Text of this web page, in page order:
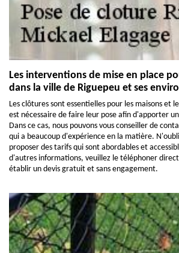
Les interventions de mise en place
dans la ville de Riguepeu et ses
Les clôtures sont essentielles pour les maisons et
est nécessaire de faire leur pose afin d'apporter
Dans ce cas, nous pouvons vous conseiller de
qui a beaucoup d'expérience en la matière.
proposer des tarifs qui sont abordables et
d'autres informations, veuillez le téléphoner
établir un devis gratuit et sans engagement.